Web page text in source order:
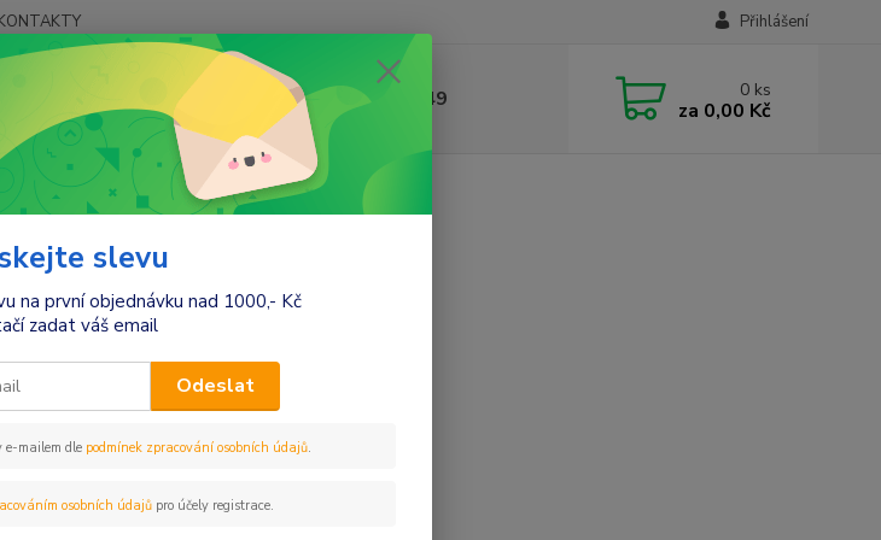
Přihlášení
+420412384749 0 ks
za 0,00 Kč
pro holky Kufříky, batůžky, deštníky
deštníky
zboží.
slevu
na první objednávku nad 1000,- Kč
zadat váš email
Odeslat
e-mailem dle podmínek zpracování osobních údajů.
osobních údajůpro účely registrace.